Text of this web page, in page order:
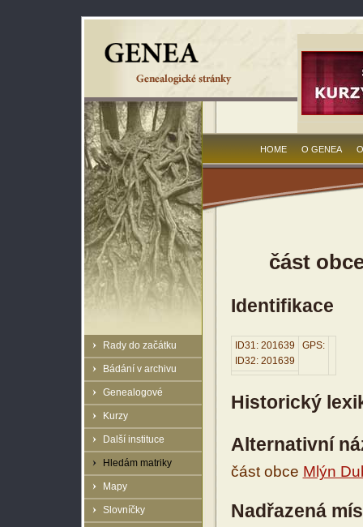
Rady do začátku
Bádání v archivu
Genealogové
Kurzy
Další instituce
Hledám matriky
Mapy
Slovníčky
HOME O GENEA
část
Identifikace
ID31: 201639
ID32: 201639
GPS:
Historický
Alternativní
část obce Mlýn
Nadřazená